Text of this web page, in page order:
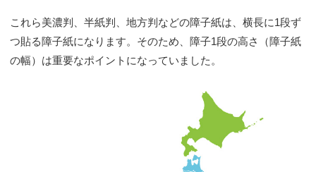
これら美濃判、半紙判、地方判などの障子紙は、横長に1段ず
つ貼る障子紙になります。そのため、障子1段の高さ（障子紙
の幅）は重要なポイントになっていました。